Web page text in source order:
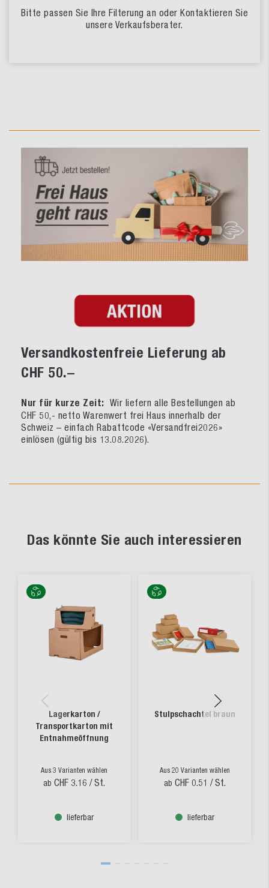
Bitte passen Sie Ihre Filterung an oder Kontaktieren Sie
unsere Verkaufsberater.
Versandkostenfreie Lieferung ab
CHF 50.–
Nur für kurze Zeit: Wir liefern alle Bestellungen ab
CHF 50,- netto Warenwert frei Haus innerhalb der
Schweiz – einfach Rabattcode «Versandfrei2026»
einlösen (gültig bis 13.08.2026).
Das könnte Sie auch interessieren
Lagerkarton /
Transportkarton mit
Entnahmeöffnung
Aus 3 Varianten wählen
ab CHF 3.16 / St.
lieferbar
Stulpschachtel braun
Aus 20 Varianten wählen
ab CHF 0.51 / St.
lieferbar